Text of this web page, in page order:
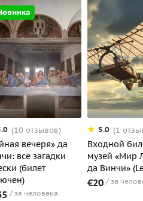
(10 отзывов)
вечеря» да
все загадки
(билет
за человека
5.0 (1
Входной
музей «Мир
да Винчи»
€20 за